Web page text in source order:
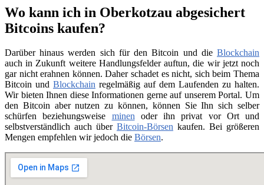
Wo kann ich in Oberkotzau abgesichert
Bitcoins kaufen?
Darüber hinaus werden sich für den Bitcoin und die Blockchain
auch in Zukunft weitere Handlungsfelder auftun, die wir jetzt noch
gar nicht erahnen können. Daher schadet es nicht, sich beim Thema
Bitcoin und Blockchain regelmäßig auf dem Laufenden zu halten.
Wir bieten Ihnen diese Informationen gerne auf unserem Portal. Um
den Bitcoin aber nutzen zu können, können Sie Ihn sich selber
schürfen beziehungsweise minenoder ihn privat vor Ort und
selbstverständlich auch über Bitcoin-Börsen kaufen. Bei größeren
Mengen empfehlen wir jedoch die Börsen.